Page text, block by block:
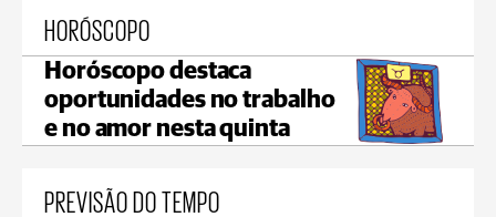
HORÓSCOPO
Horóscopo destaca
oportunidades no trabalho
e no amor nesta quinta
PREVISÃO DO TEMPO